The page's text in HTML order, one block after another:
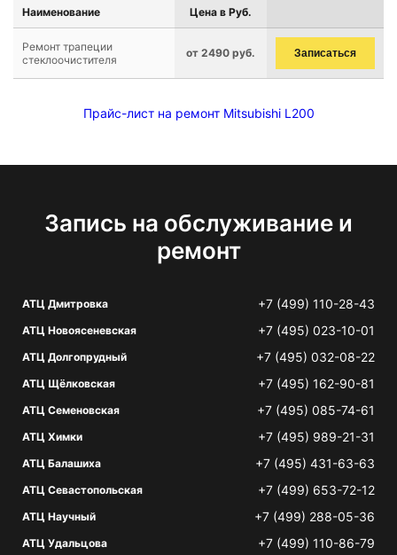
Наименование Цена в Руб.
Ремонт трапеции
стеклоочистителя
от 2490 руб. Записаться
Прайс-лист на ремонт Mitsubishi L200
Запись на обслуживание и
ремонт
АТЦ Дмитровка +7 (499) 110-28-43
АТЦ Новоясеневская +7 (495) 023-10-01
АТЦ Долгопрудный +7 (495) 032-08-22
АТЦ Щёлковская +7 (495) 162-90-81
АТЦ Семеновская +7 (495) 085-74-61
АТЦ Химки +7 (495) 989-21-31
АТЦ Балашиха +7 (495) 431-63-63
АТЦ Севастопольская +7 (499) 653-72-12
АТЦ Научный +7 (499) 288-05-36
АТЦ Удальцова +7 (499) 110-86-79